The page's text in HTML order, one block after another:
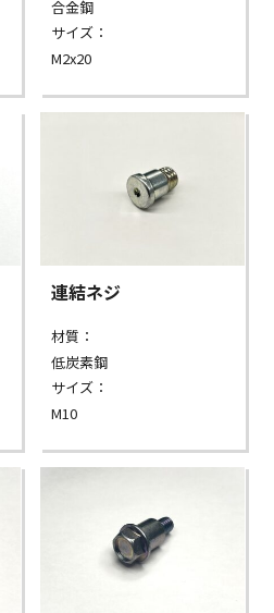
合金鋼
サイズ：
M2x20
連結ネジ
材質：
低炭素鋼
サイズ：
M10